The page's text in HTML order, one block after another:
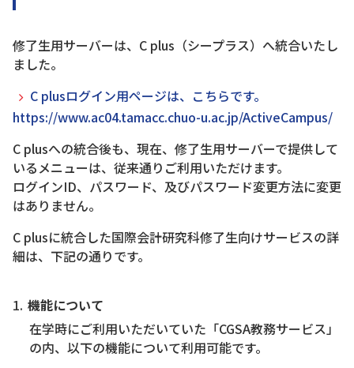
修了生用サーバーは、C plus（シープラス）へ統合いたし
ました。
C plusログイン用ページは、こちらです。
https://www.ac04.tamacc.chuo-u.ac.jp/ActiveCampus/
C plusへの統合後も、現在、修了生用サーバーで提供して
いるメニューは、従来通りご利用いただけます。
ログインID、パスワード、及びパスワード変更方法に変更
はありません。
C plusに統合した国際会計研究科修了生向けサービスの詳
細は、下記の通りです。
機能について
在学時にご利用いただいていた「CGSA教務サービス」
の内、以下の機能について利用可能です。